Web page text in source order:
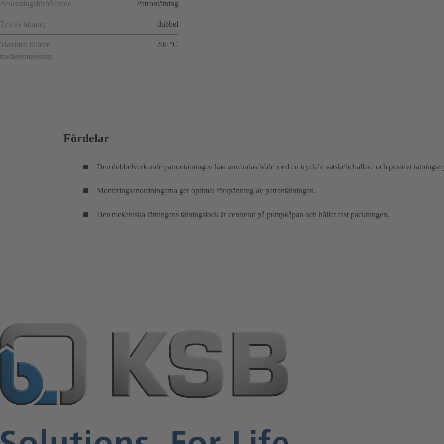
Belastningsförhållande Patrontätning
Typ av tätning dubbel
Maximal tillåten
medietemperatur
200 °C
Fördelar
Den dubbelverkande patrontätningen kan användas både med en tryckfri vätskebehållare och positivt
Monteringsanordningarna ger optimal förspänning av patrontätningen.
Den mekaniska tätningens tätningslock är centrerat på pumpkåpan och håller fast packningen.